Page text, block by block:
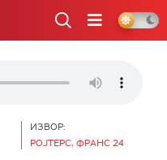
ИЗВОР:
РОЈТЕРС, ФРАНС 24